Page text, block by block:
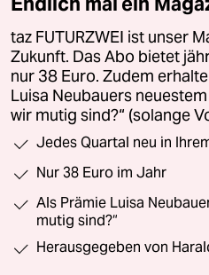
taz FUTURZWEI ist unser
Zukunft. Das Abo bietet
nur 38 Euro. Zudem
Luisa Neubauers
wir mutig sind?“ (solange
Jedes Quartal neu in
Nur 38 Euro im Jahr
Als Prämie Luisa
mutig sind?“
Herausgegeben von